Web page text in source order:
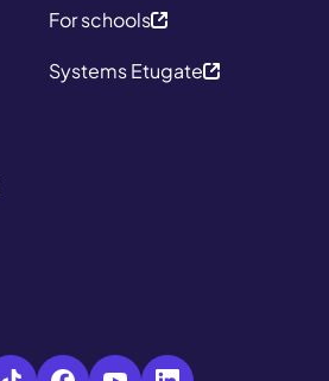
For schools
Systems Etugate